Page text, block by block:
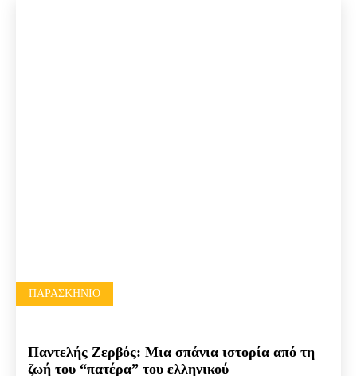
ΠΑΡΑΣΚΉΝΙΟ
Παντελής Ζερβός: Μια σπάνια ιστορία από τη
ζωή του “πατέρα” του ελληνικού